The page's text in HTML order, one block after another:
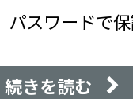
パスワードで
続きを読む